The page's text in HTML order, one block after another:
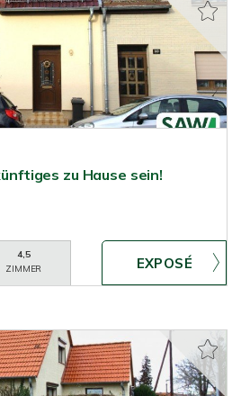
zu Hause sein!
4,5
ZIMMER